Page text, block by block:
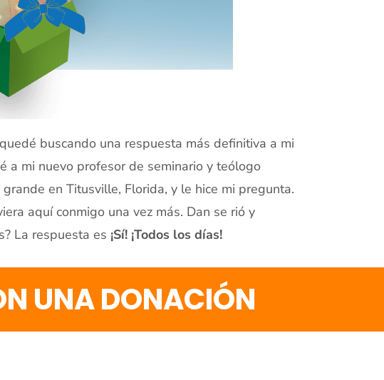
buscando una respuesta más definitiva a mi
a mi nuevo profesor de seminario y teólogo
en Titusville, Florida, y le hice mi pregunta.
aquí conmigo una vez más. Dan se rió y
La respuesta es ¡Sí! ¡Todos los días!
UNA DONACIÓN